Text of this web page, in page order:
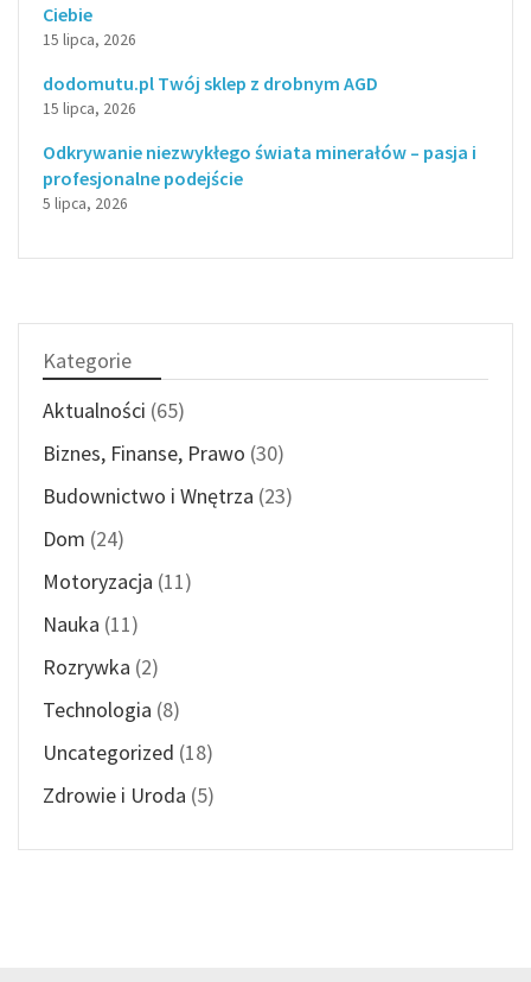
Ciebie
15 lipca, 2026
dodomutu.pl Twój sklep z drobnym AGD
15 lipca, 2026
Odkrywanie niezwykłego świata minerałów – pasja i
profesjonalne podejście
5 lipca, 2026
Kategorie
Aktualności (65)
Biznes, Finanse, Prawo (30)
Budownictwo i Wnętrza (23)
Dom (24)
Motoryzacja (11)
Nauka (11)
Rozrywka (2)
Technologia (8)
Uncategorized (18)
Zdrowie i Uroda (5)